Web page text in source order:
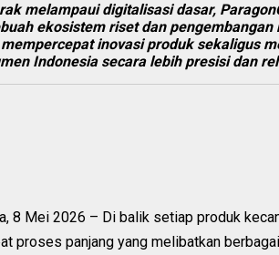
melampaui digitalisasi dasar,
ekosistem riset dan
inovasi produk sekaligus
Indonesia secara lebih presisi dan
8 Mei 2026 – Di balik setiap produk
proses panjang yang melibatkan